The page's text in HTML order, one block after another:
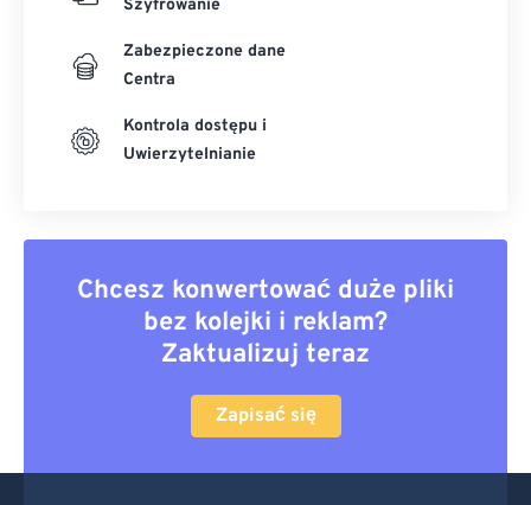
Szyfrowanie
Zabezpieczone dane
Centra
Kontrola dostępu i
Uwierzytelnianie
Chcesz konwertować duże pliki
bez kolejki i reklam?
Zaktualizuj teraz
Zapisać się